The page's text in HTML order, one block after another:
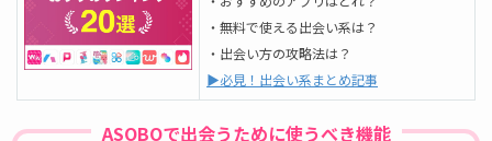
・無料で使える出会い系は？
・出会い方の攻略法は？
▶必見！出会い系まとめ記事
ASOBOで出会うために使うべき機能